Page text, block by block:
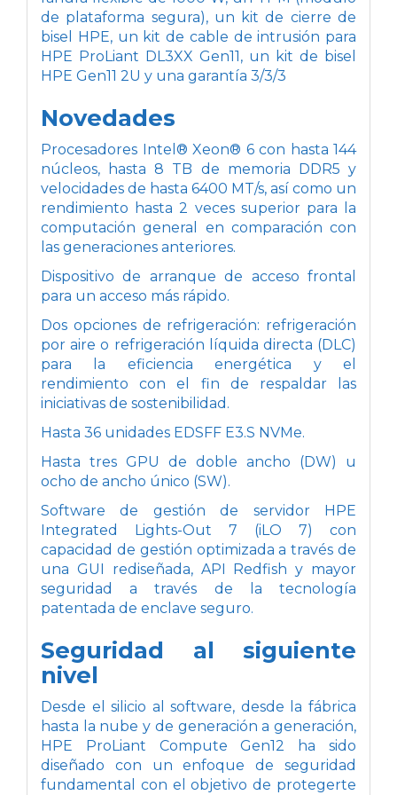
de plataforma segura), un kit de cierre de
bisel HPE, un kit de cable de intrusión para
HPE ProLiant DL3XX Gen11, un kit de bisel
HPE Gen11 2U y una garantía 3/3/3
Novedades
Procesadores Intel® Xeon® 6 con hasta 144
núcleos, hasta 8 TB de memoria DDR5 y
velocidades de hasta 6400 MT/s, así como un
rendimiento hasta 2 veces superior para la
computación general en comparación con
las generaciones anteriores.
Dispositivo de arranque de acceso frontal
para un acceso más rápido.
Dos opciones de refrigeración: refrigeración
por aire o refrigeración líquida directa (DLC)
para la eficiencia energética y el
rendimiento con el fin de respaldar las
iniciativas de sostenibilidad.
Hasta 36 unidades EDSFF E3.S NVMe.
Hasta tres GPU de doble ancho (DW) u
ocho de ancho único (SW).
Software de gestión de servidor HPE
Integrated Lights-Out 7 (iLO 7) con
capacidad de gestión optimizada a través de
una GUI rediseñada, API Redfish y mayor
seguridad a través de la tecnología
patentada de enclave seguro.
Seguridad al siguiente
nivel
Desde el silicio al software, desde la fábrica
hasta la nube y de generación a generación,
HPE ProLiant Compute Gen12 ha sido
diseñado con un enfoque de seguridad
fundamental con el objetivo de protegerte